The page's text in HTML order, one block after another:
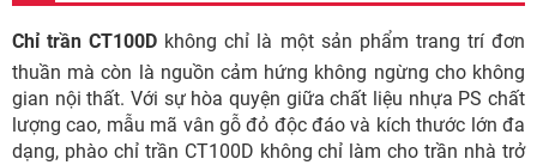
Chỉ trần CT100D không chỉ là một sản phẩm trang trí đơn
thuần mà còn là nguồn cảm hứng không ngừng cho không
gian nội thất. Với sự hòa quyện giữa chất liệu nhựa PS chất
lượng cao, mẫu mã vân gỗ đỏ độc đáo và kích thước lớn đa
dạng, phào chỉ trần CT100D không chỉ làm cho trần nhà trở